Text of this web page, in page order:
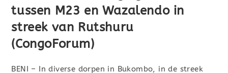
tussen M23 en Wazalendo in
streek van Rutshuru
(CongoForum)
BENI – In diverse dorpen in Bukombo, in de streek